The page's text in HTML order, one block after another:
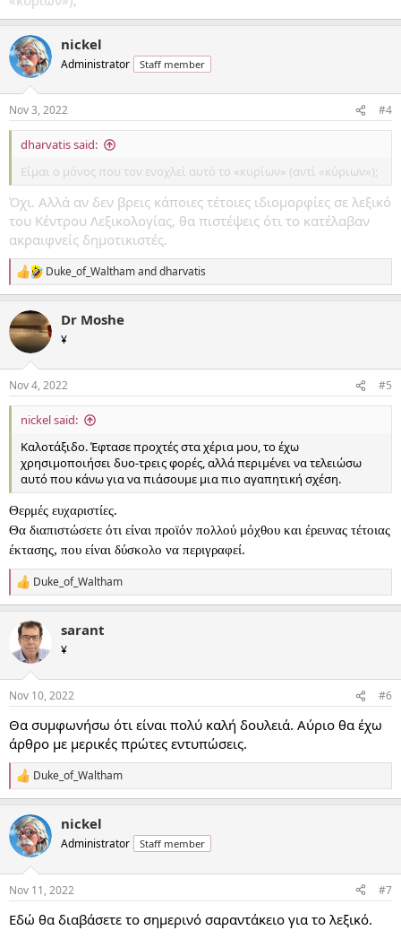
nickel
Administrator Staff member
Nov 3, 2022 #4
dharvatis said:
Είμαι ο μόνος που τον ενοχλεί αυτό το «κυρίων» (αντί «κύριων»);
Όχι. Αλλά αν δεν βρεις κάποιες τέτοιες ιδιομορφίες σε λεξικό
του Κέντρου Λεξικολογίας, θα πιστέψεις ότι το κατέλαβαν
ακραιφνείς δημοτικιστές.
R
e
c
t
i
s
:
Duke_of_Walthamanddharvatis
Dr Moshe
¥
Nov 4, 2022 #5
nickel said:
Καλοτάξιδο. Έφτασε προχτές στα χέρια μου, το έχω
χρησιμοποιήσει δυο-τρεις φορές, αλλά περιμένει να τελειώσω
αυτό που κάνω για να πιάσουμε μια πιο αγαπητική σχέση.
Θερμές ευχαριστίες.
Θα διαπιστώσετε ότι είναι προϊόν πολλού μόχθου και έρευνας τέτοιας
έκτασης, που είναι δύσκολο να περιγραφεί.
R
e
c
t
i
s
Duke_of_Waltham
sarant
¥
Nov 10, 2022 #6
Θα συμφωνήσω ότι είναι πολύ καλή δουλειά. Αύριο θα έχω
άρθρο με μερικές πρώτες εντυπώσεις.
R
e
c
t
i
s
Duke_of_Waltham
nickel
Administrator Staff member
Nov 11, 2022 #7
Εδώ θα διαβάσετε το σημερινό σαραντάκειο για το λεξικό.